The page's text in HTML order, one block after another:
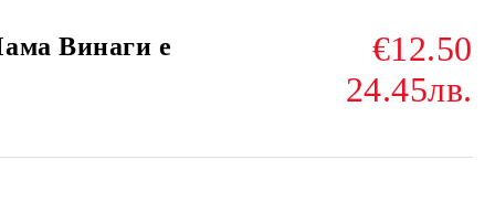
Винаги е
€12.50
24.45лв.